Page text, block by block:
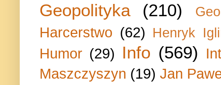
Geopolityka
(210)
Harcerstwo (62) Henryk
Humor (29) Info (569)
Maszczyszyn (19) Jan